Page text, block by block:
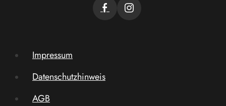
Impressum
Datenschutzhinweis
AGB